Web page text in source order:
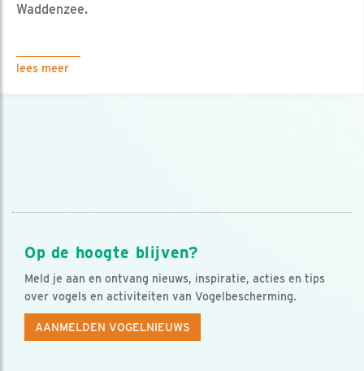
Waddenzee.
lees meer
Op de hoogte blijven?
Meld je aan en ontvang nieuws, inspiratie, acties en tips
over vogels en activiteiten van Vogelbescherming.
AANMELDEN VOGELNIEUWS